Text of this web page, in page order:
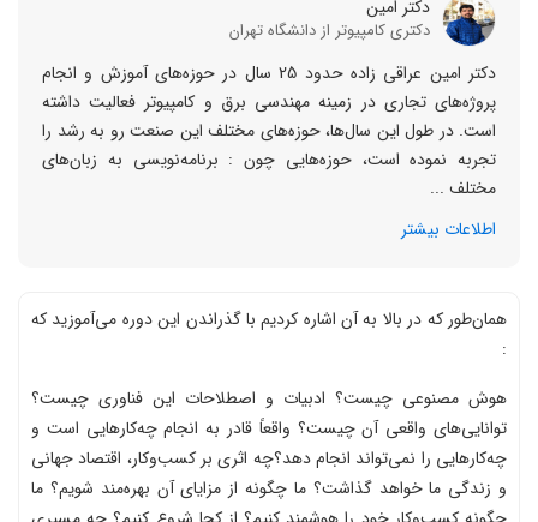
دکتر امین
دکتری کامپیوتر از دانشگاه تهران
دکتر امین عراقی زاده حدود 25 سال در حوزه‌های آموزش و انجام
پروژه‌های تجاری در زمینه مهندسی برق و کامپیوتر فعالیت داشته
است. در طول این سال‌ها، حوزه‌های مختلف این صنعت رو به رشد را
تجربه نموده است، حوزه‌هایی چون : برنامه‌نویسی به زبان‌های
مختلف ...
اطلاعات بیشتر
همان‌طور که در بالا به آن اشاره کردیم با گذراندن این دوره می‌آموزید که
:
هوش مصنوعی چیست؟ ادبیات و اصطلاحات این فناوری چیست؟
توانایی‌های واقعی آن چیست؟ واقعاً قادر به انجام چه‌کارهایی است و
چه‌کارهایی را نمی‌تواند انجام دهد؟چه اثری بر کسب‌وکار، اقتصاد جهانی
و زندگی ما خواهد گذاشت؟ ما چگونه از مزایای آن بهره‌مند شویم؟ ما